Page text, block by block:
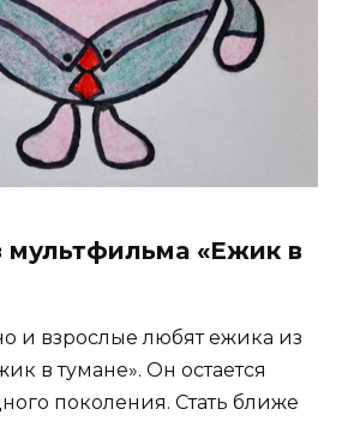
мультфильма «Ежик в
и взрослые любят ежика из
в тумане». Он остается
поколения. Стать ближе